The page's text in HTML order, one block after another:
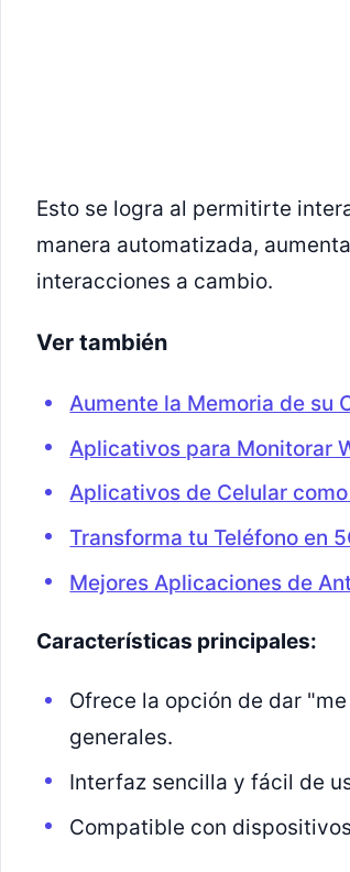
Esto se logra al permitirte
manera automatizada,
interacciones a cambio.
Ver también
Aumente la Memoria de su
Aplicativos para Monitorar
Aplicativos de Celular
Transforma tu Teléfono en
Mejores Aplicaciones de
Características principales:
Ofrece la opción de dar
generales.
Interfaz sencilla y fácil de
Compatible con